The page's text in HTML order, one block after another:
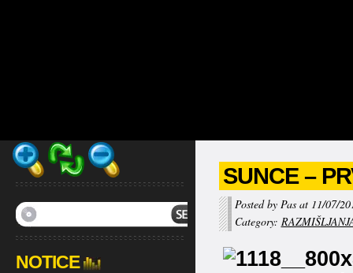
SUNCE –
Posted by Pas at 11/07/
Category:
NOTICE